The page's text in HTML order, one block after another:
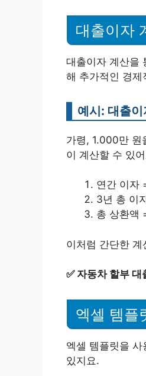
대출이자
대출이자 계산을
해 추가적인 경
예시: 대출
가령, 1.000만 원
이 계산할 수 있
연간 이자
3년 총 이
총 상환액
이처럼 간단한
✅ 자동차 할부 대
엑셀 템플
엑셀 템플릿을
있지요.